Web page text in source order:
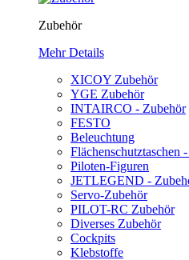
Zubehör
Mehr Details
XICOY Zubehör
YGE Zubehör
INTAIRCO - Zubehör
FESTO
Beleuchtung
Flächenschutztaschen
Piloten-Figuren
JETLEGEND -
Servo-Zubehör
PILOT-RC Zubehör
Diverses Zubehör
Cockpits
Klebstoffe